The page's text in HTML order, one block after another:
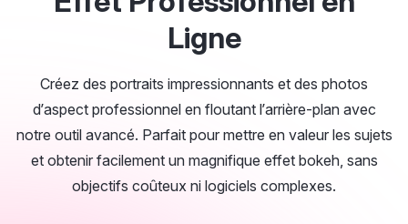
Ligne
Créez des portraits impressionnants et des photos
d’aspect professionnel en floutant l’arrière-plan avec
notre outil avancé. Parfait pour mettre en valeur les sujets
et obtenir facilement un magnifique effet bokeh, sans
objectifs coûteux ni logiciels complexes.